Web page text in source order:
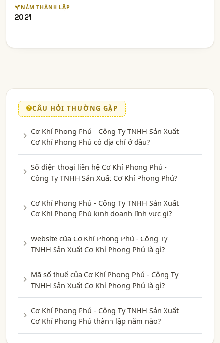
NĂM THÀNH LẬP
2021
CÂU HỎI THƯỜNG GẶP
Cơ Khí Phong Phú - Công Ty TNHH Sản Xuất
Cơ Khí Phong Phú có địa chỉ ở đâu?
Số điện thoại liên hệ Cơ Khí Phong Phú -
Công Ty TNHH Sản Xuất Cơ Khí Phong Phú?
Cơ Khí Phong Phú - Công Ty TNHH Sản Xuất
Cơ Khí Phong Phú kinh doanh lĩnh vực gì?
Website của Cơ Khí Phong Phú - Công Ty
TNHH Sản Xuất Cơ Khí Phong Phú là gì?
Mã số thuế của Cơ Khí Phong Phú - Công Ty
TNHH Sản Xuất Cơ Khí Phong Phú là gì?
Cơ Khí Phong Phú - Công Ty TNHH Sản Xuất
Cơ Khí Phong Phú thành lập năm nào?